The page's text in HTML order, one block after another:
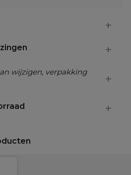
wijzigen, verpakking